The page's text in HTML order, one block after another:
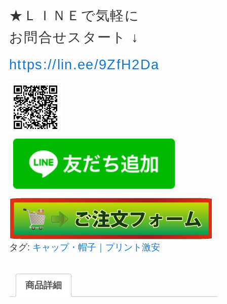
★ＬＩＮＥで気軽に
お問合せスタート ↓
https://lin.ee/9ZfH2Da
タグ: キャップ・帽子｜プリント激安
商品詳細